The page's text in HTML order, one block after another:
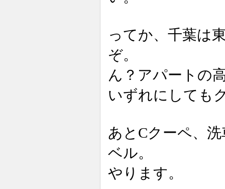
ってか、千葉は
ぞ。
ん？アパートの
いずれにしても
あとCクーペ、
ベル。
やります。